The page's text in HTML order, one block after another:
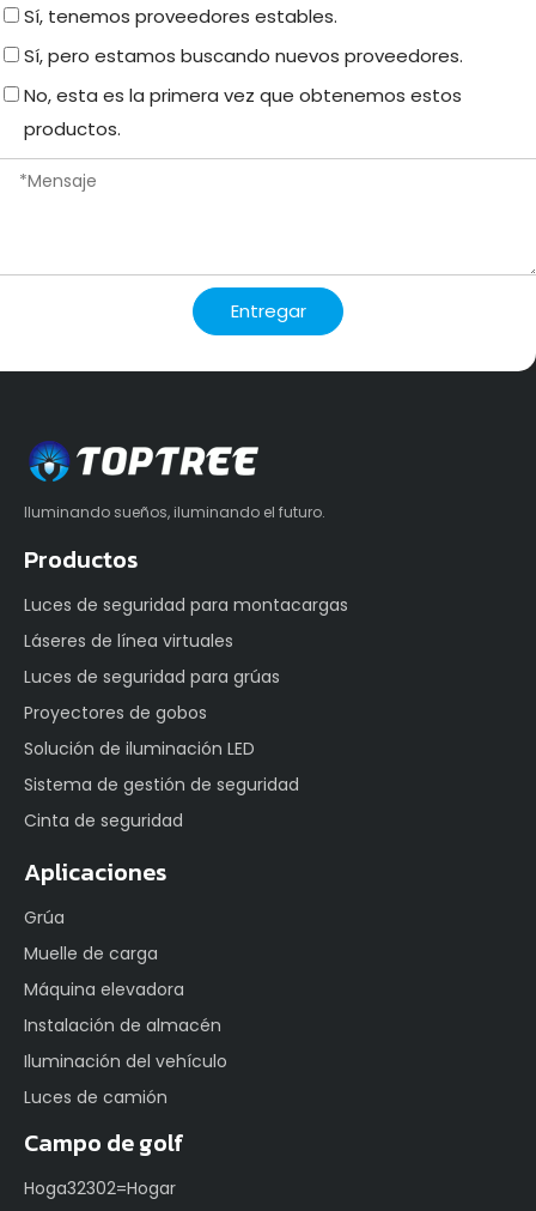
Sí, tenemos proveedores estables.
Sí, pero estamos buscando nuevos proveedores.
No, esta es la primera vez que obtenemos estos
productos.
Entregar
Iluminando sueños, iluminando el futuro.
Productos
Luces de seguridad para montacargas
Láseres de línea virtuales
Luces de seguridad para grúas
Proyectores de gobos
Solución de iluminación LED
Sistema de gestión de seguridad
Cinta de seguridad
Aplicaciones
Grúa
Muelle de carga
Máquina elevadora
Instalación de almacén
Iluminación del vehículo
Luces de camión
Campo de golf
Hoga32302=Hogar